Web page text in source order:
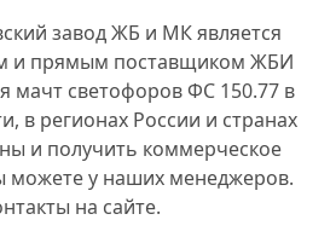
завод ЖБ и МК является
и прямым поставщиком ЖБИ
мачт светофоров ФС 150.77 в
в регионах России и странах
и получить коммерческое
можете у наших менеджеров.
на сайте.